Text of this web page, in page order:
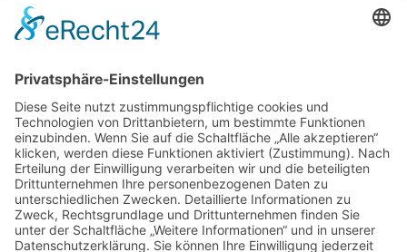
Potsdamer Yacht Club e. V.
14109 Berlin
Tel: +49 30 805 35 58
KONTAKT|IMPRESSUM|DATENSCHUTZ